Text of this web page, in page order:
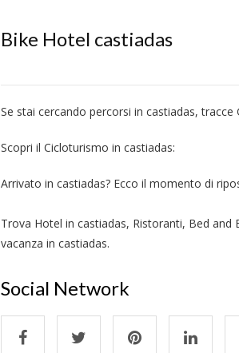
Bike Hotel castiadas
Se stai cercando percorsi in castiadas,
Scopri il Cicloturismo in castiadas:
Arrivato in castiadas? Ecco il momento di
Trova Hotel in castiadas, Ristoranti, Bed
vacanza in castiadas.
Social Network